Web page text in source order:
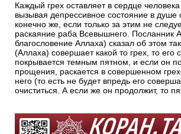
Каждый грех оставляет в сердце
вызывая депрессивное состояние в душе
конечно же, если только за этим не
раскаяние раба Всевышнего. Посланник
благословение Аллаха) сказал об этом
(Аллаха) совершает какой то грех, то его
покрывается темным пятном, и если он
прощения, раскается в совершенном
него (то есть не будет впредь его
очиститься. А если же он продолжит, то